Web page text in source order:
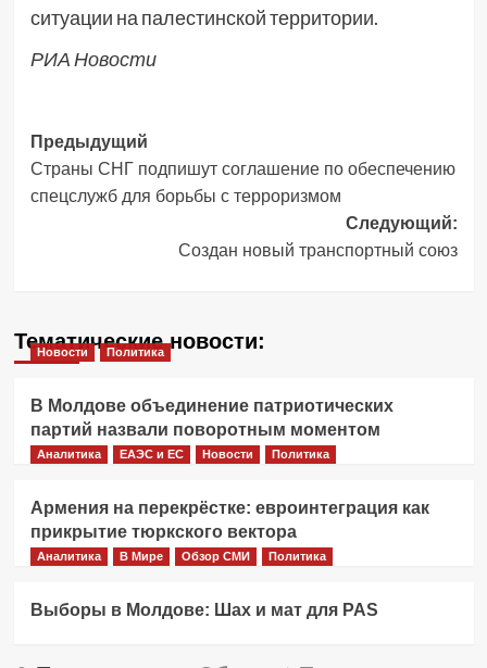
ситуации на палестинской территории.
РИА Новости
Навигация
записи
Предыдущий
Страны СНГ подпишут соглашение по обеспечению
спецслужб для борьбы с терроризмом
Следующий:
Создан новый транспортный союз
Тематические новости:
Новости Политика
В Молдове объединение патриотических
партий назвали поворотным моментом
Аналитика ЕАЭС и ЕС Новости Политика
Армения на перекрёстке: евроинтеграция как
прикрытие тюркского вектора
Аналитика В Мире Обзор СМИ Политика
Выборы в Молдове: Шах и мат для PAS